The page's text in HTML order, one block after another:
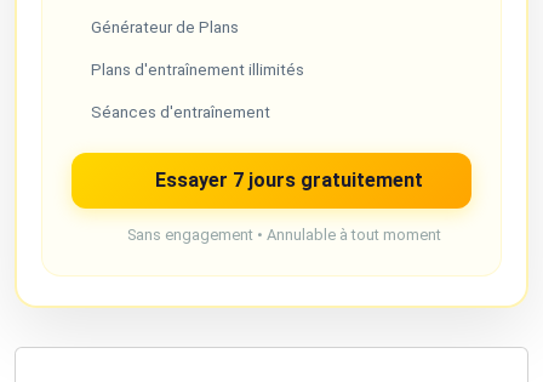
Générateur de Plans
Plans d'entraînement illimités
Séances d'entraînement
Essayer 7 jours gratuitement
Sans engagement • Annulable à tout moment